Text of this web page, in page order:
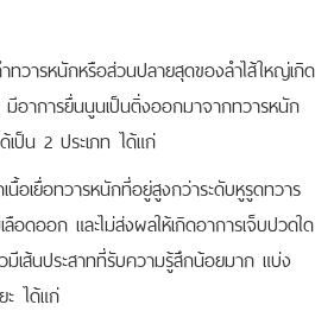
ำทวารหนักหรือส่วนปลายสุดของลำไส้ใหญ่เกิด
อาการยื่นนูนเป็นติ่งออกมาจากทวารหนัก
เป็น 2 ประเภท ได้แก่
นื้อเยื่อทวารหนักที่อยู่สูงกว่าระดับหูรูดทวาร
อดออก และไม่ส่งผลให้เกิดอาการเจ็บปวดใด
เส้นประสาทที่รับความรู้สึกน้อยมาก แบ่ง
ะ ได้แก่